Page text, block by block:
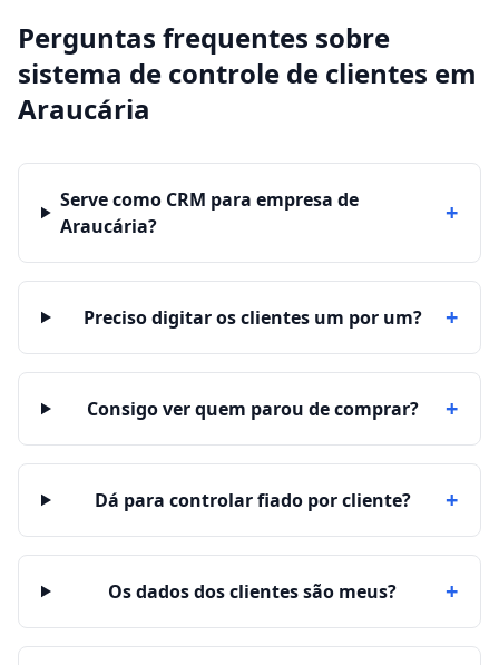
Perguntas frequentes sobre
sistema de controle de clientes em
Araucária
Serve como CRM para empresa de
Araucária?
+
Preciso digitar os clientes um por um? +
Consigo ver quem parou de comprar? +
Dá para controlar fiado por cliente? +
Os dados dos clientes são meus? +